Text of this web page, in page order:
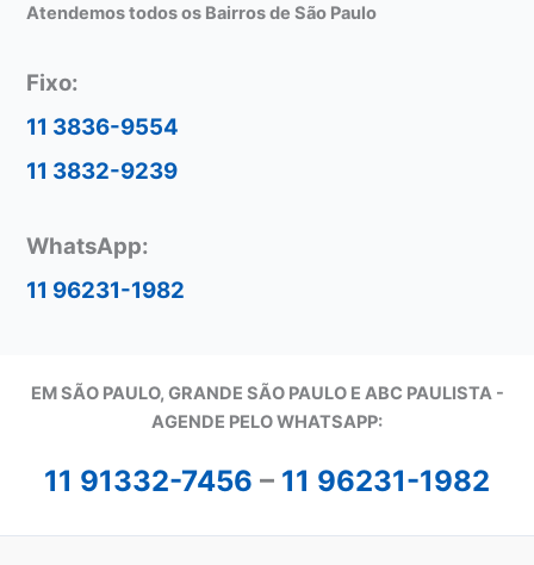
Atendemos todos os Bairros de São Paulo
Fixo:
11 3836-9554
11 3832-9239
WhatsApp:
11 96231-1982
EM SÃO PAULO, GRANDE SÃO PAULO E ABC PAULISTA -
AGENDE PELO WHATSAPP:
11 91332-7456 – 11 96231-1982